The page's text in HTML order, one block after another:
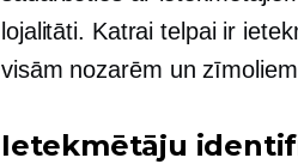
lojalitāti. Katrai telpai ir
visām nozarēm un
Ietekmētāju